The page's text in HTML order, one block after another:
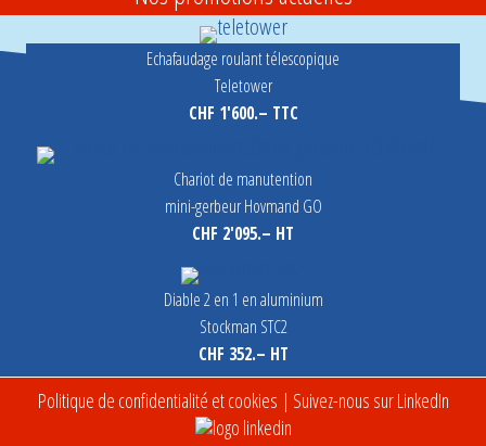
Echafaudage roulant télescopique
Teletower
CHF 1'600.– TTC
Chariot de manutention
mini-gerbeur Hovmand GO
CHF 2'095.– HT
Diable 2 en 1 en aluminium
Stockman STC2
CHF 352.– HT
Politique de confidentialité et cookies | Suivez-nous sur LinkedIn